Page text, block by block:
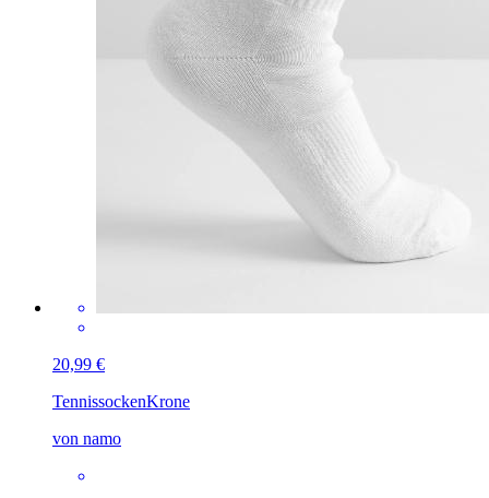
20,99 €
TennissockenKrone
von namo